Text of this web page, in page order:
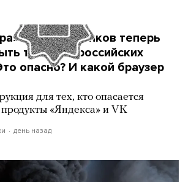
и других банков теперь
только в российских
опасно? И какой браузер
для тех, кто опасается
«Яндекса» и VK
день назад